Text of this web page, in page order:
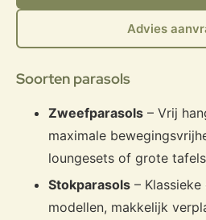
Advies
Soorten parasols
Zweefparasols – Vrij
maximale
loungesets of grote
Stokparasols –
modellen, makkelijk